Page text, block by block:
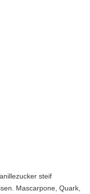
steif
Mascarpone, Quark,